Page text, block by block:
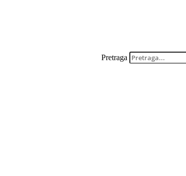
Pretraga